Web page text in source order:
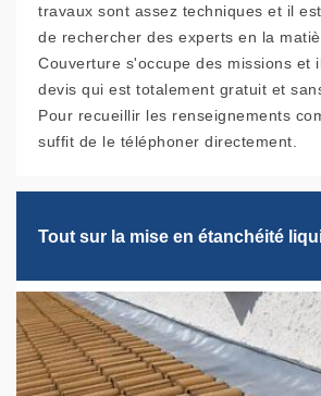
travaux sont assez techniques et il
de rechercher des experts en la
Couverture s'occupe des missions et
devis qui est totalement gratuit et
Pour recueillir les renseignements
suffit de le téléphoner directement.
Tout sur la mise en étanchéité